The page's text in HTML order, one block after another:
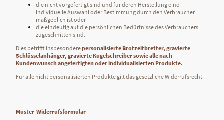
die nicht vorgefertigt sind und für deren Herstellung eine
individuelle Auswahl oder Bestimmung durch den Verbraucher
maßgeblich ist oder
die eindeutig auf die persönlichen Bedürfnisse des Verbrauchers
zugeschnitten sind.
Dies betrifft insbesonderepersonalisierte Brotzeitbretter, gravierte
Schlüsselanhänger, gravierte Kugelschreiber sowie alle nach
Kundenwunsch angefertigten oder individualisierten Produkte.
Für alle nicht personalisierten Produkte gilt das gesetzliche Widerrufsrecht.
Muster-Widerrufsformular